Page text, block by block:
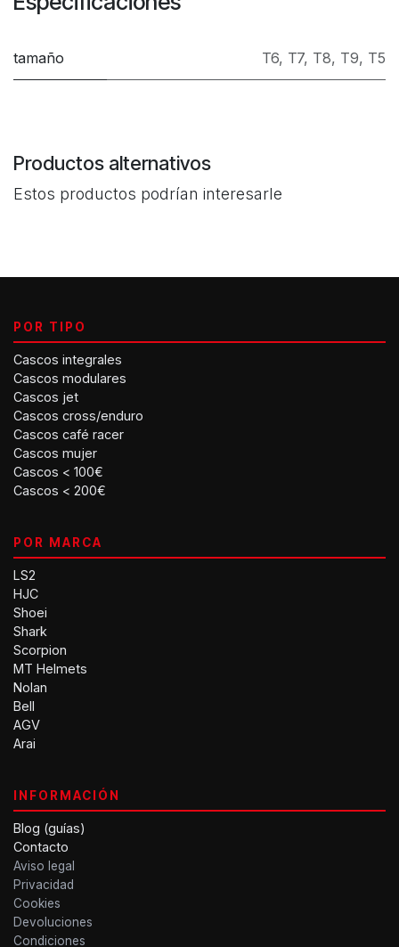
tamaño T6, T7, T8, T9, T5
Productos alternativos
Estos productos podrían interesarle
POR TIPO
Cascos integrales
Cascos modulares
Cascos jet
Cascos cross/enduro
Cascos café racer
Cascos mujer
Cascos < 100€
Cascos < 200€
POR MARCA
LS2
HJC
Shoei
Shark
Scorpion
MT Helmets
Nolan
Bell
AGV
Arai
INFORMACIÓN
Blog (guías)
Contacto
Aviso legal
Privacidad
Cookies
Devoluciones
Condiciones